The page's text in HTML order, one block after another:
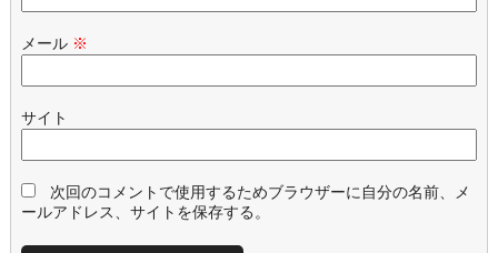
メール ※
サイト
次回のコメントで使用するためブラウザーに自分の名前、メ
ールアドレス、サイトを保存する。